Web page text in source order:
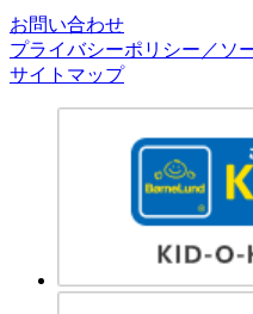
お問い合わせ
プライバシーポリシー／ソ
サイトマップ